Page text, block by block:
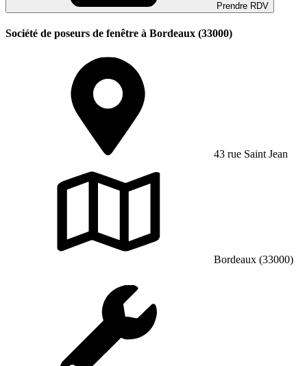
Prendre RDV
Société de poseurs de fenêtre à Bordeaux (33000)
43 rue Saint Jean
Bordeaux (33000)